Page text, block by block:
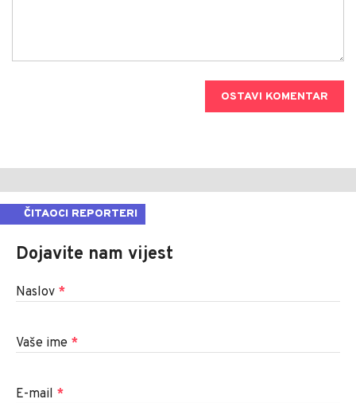
OSTAVI KOMENTAR
ČITAOCI REPORTERI
Dojavite nam vijest
Naslov *
Vaše ime *
E-mail *